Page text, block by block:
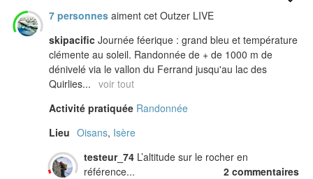
7 personnes aiment cet Outzer LIVE
skipacific Journée féerique : grand bleu et température
clémente au soleil. Randonnée de + de 1000 m de
dénivelé via le vallon du Ferrand jusqu'au lac des
Quirlies... voir tout
Activité pratiquée Randonnée
Lieu Oisans, Isère
testeur_74 L’altitude sur le rocher en
référence...
2 commentaires